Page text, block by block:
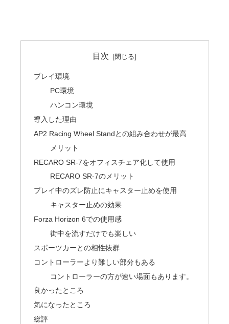
目次
プレイ環境
PC環境
ハンコン環境
導入した理由
AP2 Racing Wheel Standとの組み合わせが最高
メリット
RECARO SR-7をオフィスチェア化して使用
RECARO SR-7のメリット
プレイ中のズレ防止にキャスター止めを使用
キャスター止めの効果
Forza Horizon 6での使用感
街中を流すだけでも楽しい
スポーツカーとの相性抜群
コントローラーより難しい部分もある
コントローラーの方が速い場面もあります。
良かったところ
気になったところ
総評